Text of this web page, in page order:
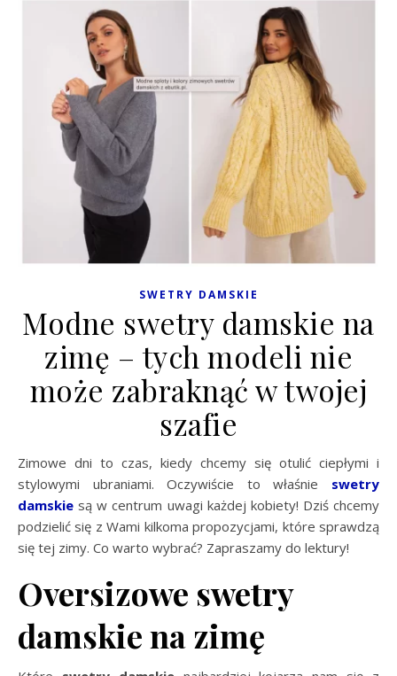
SWETRY DAMSKIE
Modne swetry damskie na
zimę – tych modeli nie
może zabraknąć w twojej
szafie
Zimowe dni to czas, kiedy chcemy się otulić ciepłymi i
stylowymi ubraniami. Oczywiście to właśnie swetry
damskie są w centrum uwagi każdej kobiety! Dziś chcemy
podzielić się z Wami kilkoma propozycjami, które sprawdzą
się tej zimy. Co warto wybrać? Zapraszamy do lektury!
Oversizowe swetry
damskie na zimę